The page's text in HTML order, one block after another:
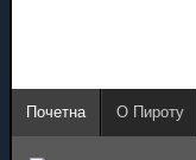
Почетна О Пироту